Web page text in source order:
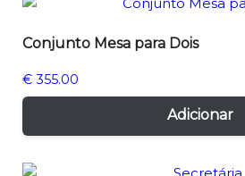
Conjunto Mesa para Dois
€ 355.00
Adicionar